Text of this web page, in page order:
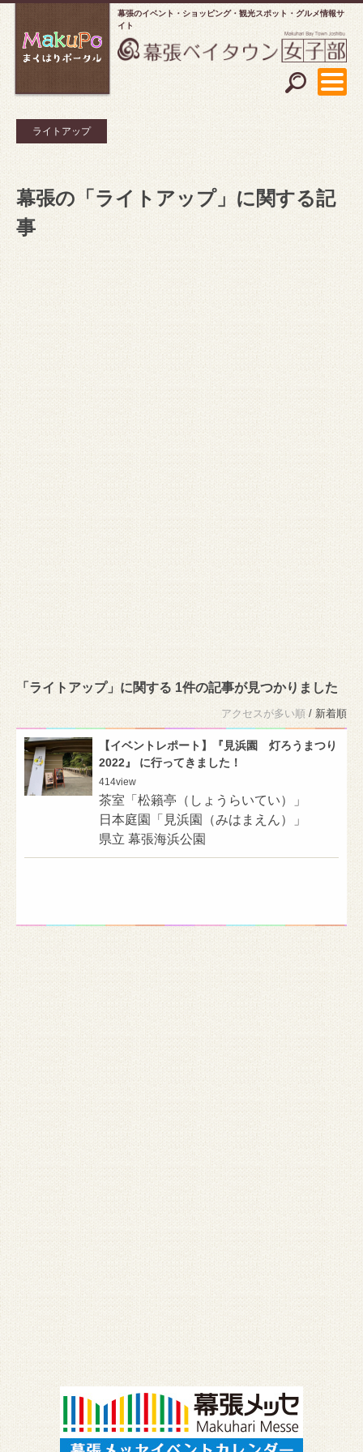
幕張のイベント・ショッピング
観光スポット・グルメ情報サ
イト
ライトアップ
幕張の「ライトアップ」に関する記
事
「ライトアップ」に関する 1件の記事が見つかりました
アクセスが多い順 / 新着順
【イベントレポート】『見浜園 灯ろうまつり
2022』 に行ってきました！
414view
茶室「松籟亭（しょうらいてい）」
日本庭園「見浜園（みはまえん）」
県立 幕張海浜公園